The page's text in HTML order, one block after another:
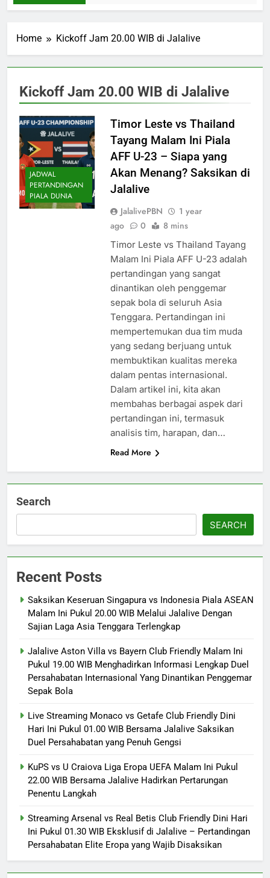
Home Kickoff Jam 20.00 WIB di Jalalive
Kickoff Jam 20.00 WIB di Jalalive
JADWAL
PERTANDINGAN
PIALA DUNIA
Timor Leste vs Thailand
Tayang Malam Ini Piala
AFF U-23 – Siapa yang
Akan Menang? Saksikan di
Jalalive
JalalivePBN
1 year
ago
0 8 mins
Timor Leste vs Thailand Tayang
Malam Ini Piala AFF U-23 adalah
pertandingan yang sangat
dinantikan oleh penggemar
sepak bola di seluruh Asia
Tenggara. Pertandingan ini
mempertemukan dua tim muda
yang sedang berjuang untuk
membuktikan kualitas mereka
dalam pentas internasional.
Dalam artikel ini, kita akan
membahas berbagai aspek dari
pertandingan ini, termasuk
analisis tim, harapan, dan…
Read More
Search
SEARCH
Recent Posts
Saksikan Keseruan Singapura vs Indonesia Piala ASEAN
Malam Ini Pukul 20.00 WIB Melalui Jalalive Dengan
Sajian Laga Asia Tenggara Terlengkap
Jalalive Aston Villa vs Bayern Club Friendly Malam Ini
Pukul 19.00 WIB Menghadirkan Informasi Lengkap Duel
Persahabatan Internasional Yang Dinantikan Penggemar
Sepak Bola
Live Streaming Monaco vs Getafe Club Friendly Dini
Hari Ini Pukul 01.00 WIB Bersama Jalalive Saksikan
Duel Persahabatan yang Penuh Gengsi
KuPS vs U Craiova Liga Eropa UEFA Malam Ini Pukul
22.00 WIB Bersama Jalalive Hadirkan Pertarungan
Penentu Langkah
Streaming Arsenal vs Real Betis Club Friendly Dini Hari
Ini Pukul 01.30 WIB Eksklusif di Jalalive – Pertandingan
Persahabatan Elite Eropa yang Wajib Disaksikan